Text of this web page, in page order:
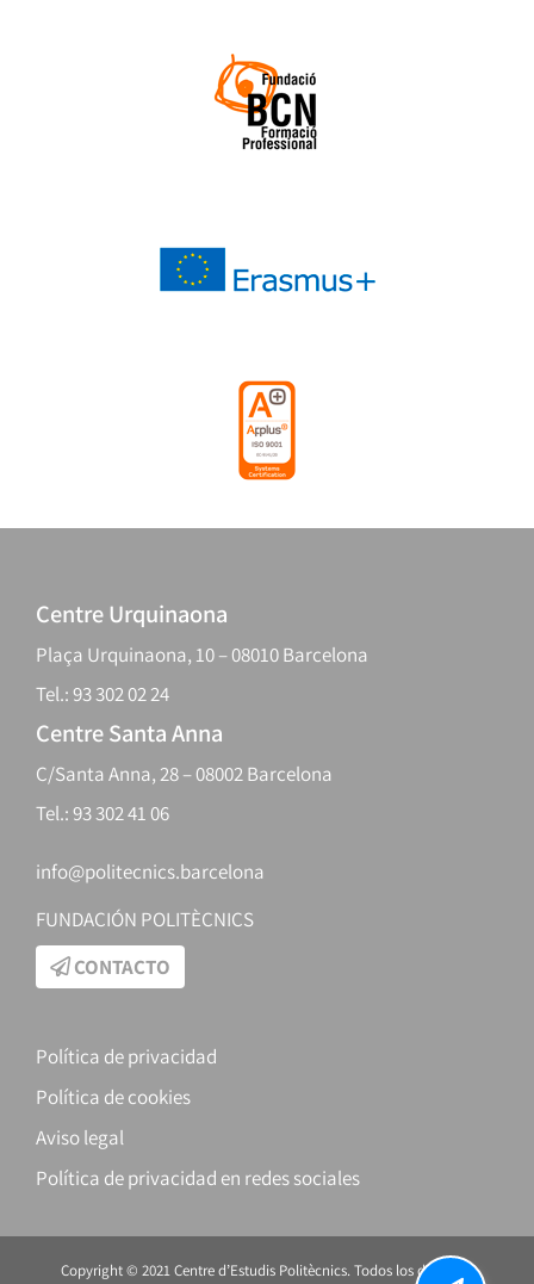
Centre Urquinaona
Plaça Urquinaona, 10 – 08010 Barcelona
Tel.: 93 302 02 24
Centre Santa Anna
C/Santa Anna, 28 – 08002 Barcelona
Tel.: 93 302 41 06
info@politecnics.barcelona
FUNDACIÓN POLITÈCNICS
CONTACTO
Política de privacidad
Política de cookies
Aviso legal
Política de privacidad en redes sociales
Copyright © 2021 Centre d’Estudis Politècnics. Todos los derechos